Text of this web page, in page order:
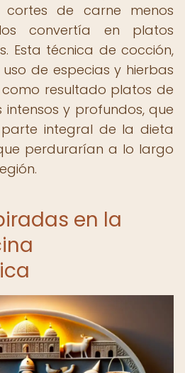
de carne menos
convertía en platos
Esta técnica de cocción,
de especias y hierbas
resultado platos de
y profundos, que
integral de la dieta
perdurarían a lo largo
en la